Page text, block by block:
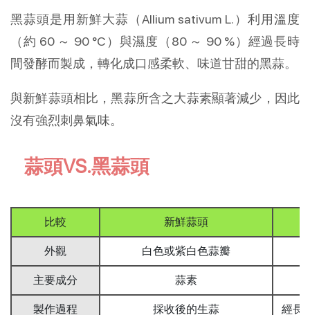
黑蒜頭是用新鮮大蒜（Allium sativum L.）利用溫度
（約 60 ～ 90 °C）與濕度（80 ～ 90 %）經過長時
間發酵而製成，轉化成口感柔軟、味道甘甜的黑蒜。
與新鮮蒜頭相比，黑蒜所含之大蒜素顯著減少，因此
沒有強烈刺鼻氣味。
蒜頭VS.黑蒜頭
比較 新鮮蒜頭
外觀 白色或紫白色蒜瓣
主要成分 蒜素
製作過程 採收後的生蒜 經長